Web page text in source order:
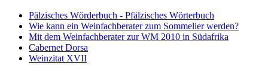
Pälzisches Wörderbuch - Pfälzisches Wörterbuch
Wie kann ein Weinfachberater zum Sommelier werden?
Mit dem Weinfachberater zur WM 2010 in Südafrika
Cabernet Dorsa
Weinzitat XVII